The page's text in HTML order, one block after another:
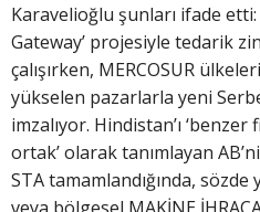
Karavelioğlu şunları ifade
Gateway’ projesiyle tedarik
çalışırken, MERCOSUR
yükselen pazarlarla yeni
imzalıyor. Hindistan’ı
ortak’ olarak tanımlayan
STA tamamlandığında,